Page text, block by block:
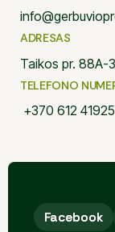
ADRESAS
Taikos pr. 88A-
TELEFONO
+370 612 41925
Facebook
Facebook